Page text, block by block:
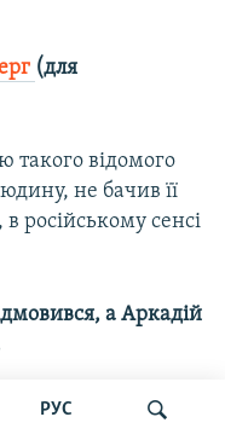
РУС
(для
такого відомого
не бачив її
російському сенсі
а Аркадій
що